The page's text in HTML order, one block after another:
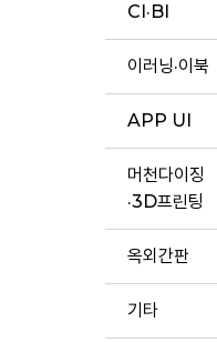
CI·BI
이러닝·이북
APP UI
머천다이징
·3D프린팅
옥외간판
기타